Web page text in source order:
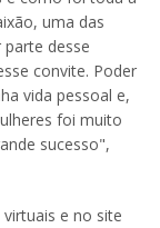
uma das
desse
convite. Poder
vida pessoal e,
foi muito
sucesso",
e no site